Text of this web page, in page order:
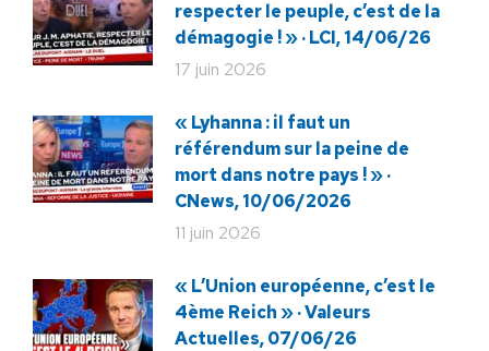
respecter le peuple, c’est de la
démagogie ! » · LCI, 14/06/26
17 juin 2026
« Lyhanna : il faut un
référendum sur la peine de
mort dans notre pays ! » ·
CNews, 10/06/2026
11 juin 2026
« L’Union européenne, c’est le
4ème Reich » · Valeurs
Actuelles, 07/06/26